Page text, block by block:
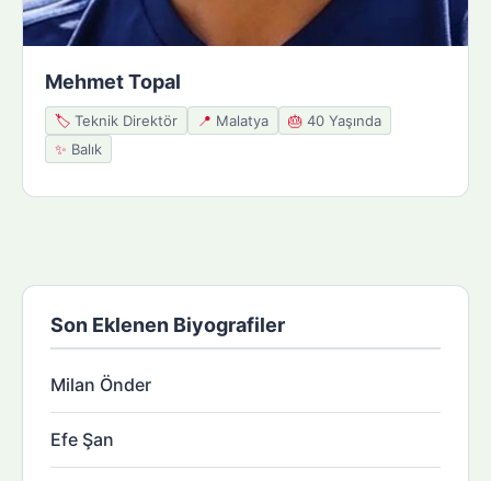
Mehmet Topal
🏷️ Teknik Direktör 📍 Malatya 🎂 40 Yaşında
✨ Balık
Son Eklenen Biyografiler
Milan Önder
Efe Şan